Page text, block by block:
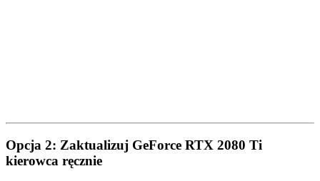
Opcja 2: Zaktualizuj GeForce RTX 2080 Ti
kierowca ręcznie